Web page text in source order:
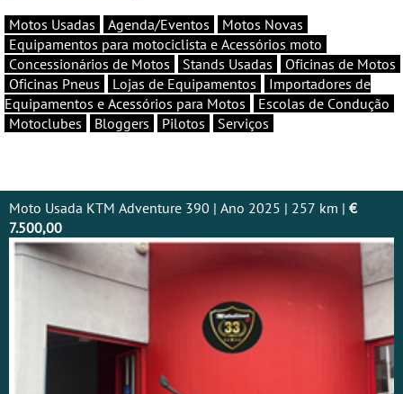
Motos Usadas Agenda/Eventos
Motos Novas
Equipamentos para motociclista e Acessórios moto
Concessionários de Motos
Stands Usadas
Oficinas de Motos
Oficinas Pneus
Lojas de Equipamentos
Importadores de
Equipamentos e Acessórios para Motos
Escolas de Condução
Motoclubes
Bloggers Pilotos Serviços
Moto Usada KTM Adventure 390 | Ano 2025 | 257 km | €
7.500,00